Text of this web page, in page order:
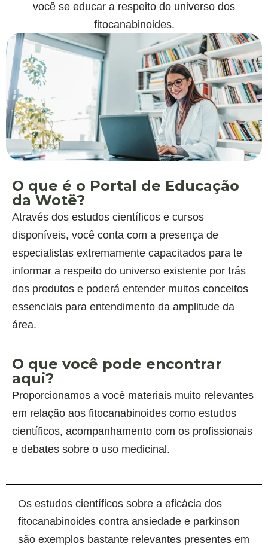
O que é o Portal de Educação
da Wotë?
Através dos estudos científicos e cursos
disponíveis, você conta com a presença de
especialistas extremamente capacitados para te
informar a respeito do universo existente por trás
dos produtos e poderá entender muitos conceitos
essenciais para entendimento da amplitude da
área.
O que você pode encontrar
aqui?
Proporcionamos a você materiais muito relevantes
em relação aos fitocanabinoides como estudos
científicos, acompanhamento com os profissionais
e debates sobre o uso medicinal.
você se educar a respeito do universo dos
fitocanabinoides.
Os estudos científicos sobre a eficácia dos
fitocanabinoides contra ansiedade e parkinson
são exemplos bastante relevantes presentes em